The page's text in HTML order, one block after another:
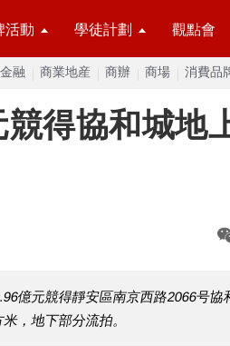
活動 學徒計劃 觀點會
融 商業地産 商辦 商場 消費品
得協和城地
億元競得靜安區南京西路2066号協
，地下部分流拍。